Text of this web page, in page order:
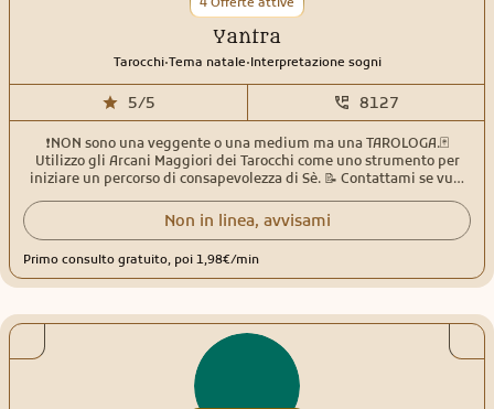
Yantra
Tarocchi.Tema natale.Interpretazione sogni
5/5 8127
❗️NON sono una veggente o una medium ma una TAROLOGA.🃏
Utilizzo gli Arcani Maggiori dei Tarocchi come uno strumento per
iniziare un percorso di consapevolezza di Sè. 📝 Contattami se vuoi
non ti permettono di andare avanti nella tua vita! Sono laureata in
Filosofia e da oltre 20 anni studio Antropologia, Psicologia analitica,
umanistica.
Non in linea, avvisami
Primo consulto gratuito, poi 1,98€/min